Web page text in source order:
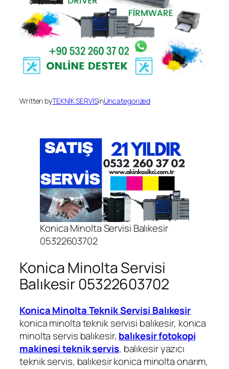
Written byTEKNİK SERVİSinUncategorized
Konica Minolta Servisi Balıkesir
05322603702
Konica Minolta Servisi
Balıkesir 05322603702
Konica Minolta Teknik Servisi Balıkesir
konica minolta teknik servisi balıkesir, konica
minolta servis balıkesir, balıkesir fotokopi
makinesi teknik servis, balıkesir yazıcı
teknik servis, balıkesir konica minolta onarım,